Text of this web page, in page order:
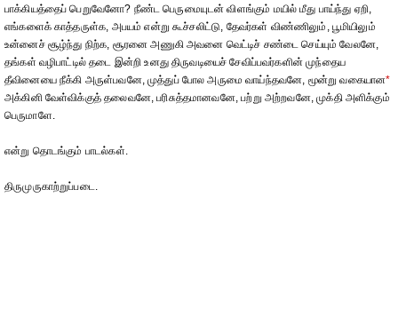
பாக்கியத்தைப் பெறுவேனோ? நீண்ட பெருமையுடன் விளங்கும் மயில் மீது பாய்ந்து ஏறி,
எங்களைக் காத்தருள்க, அபயம் என்று கூச்சலிட்டு, தேவர்கள் விண்ணிலும், பூமியிலும்
உன்னைச் சூழ்ந்து நிற்க, சூரனை அணுகி அவனை வெட்டிச் சண்டை செய்யும் வேலனே,
தங்கள் வழிபாட்டில் தடை இன்றி உனது திருவடியைச் சேவிப்பவர்களின் முந்தைய
தீவினையை நீக்கி அருள்பவனே, முத்துப் போல அருமை வாய்ந்தவனே, மூன்று வகையான*
அக்கினி வேள்விக்குத் தலைவனே, பரிசுத்தமானவனே, பற்று அற்றவனே, முக்தி அளிக்கும்
பெருமாளே.
என்று தொடங்கும் பாடல்கள்.
திருமுருகாற்றுப்படை.